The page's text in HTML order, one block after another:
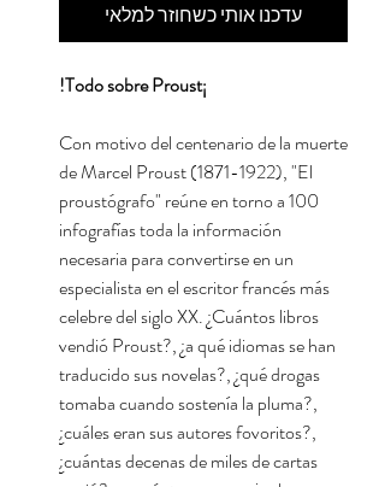
עדכנו אותי כשחוזר למלאי
¡Todo sobre Proust!
Con motivo del centenario de la muerte
de Marcel Proust (1871-1922), "El
proustógrafo" reúne en torno a 100
infografías toda la información
necesaria para convertirse en un
especialista en el escritor francés más
celebre del siglo XX. ¿Cuántos libros
vendió Proust?, ¿a qué idiomas se han
traducido sus novelas?, ¿qué drogas
tomaba cuando sostenía la pluma?,
¿cuáles eran sus autores fovoritos?,
¿cuántas decenas de miles de cartas